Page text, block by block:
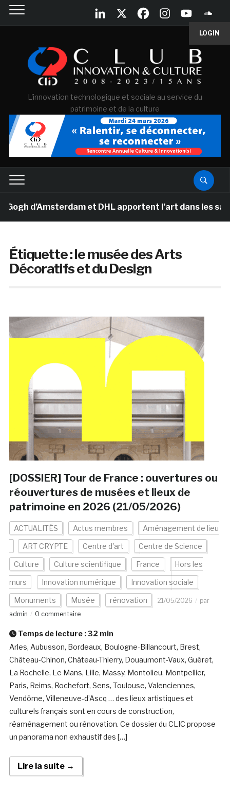
LOGIN
L'innovation technologique et sociale au service du
patrimoine et de la culture
d’Amsterdam et DHL apportent l’art dans les
Étiquette :le musée des Arts
Décoratifs et du Design
[DOSSIER] Tour de France : ouvertures ou
réouvertures de musées et lieux de
patrimoine en 2026 (21/05/2026)
ACTUALITÉS Actus membres Aménagement de lieu
ART CRYPTE Centre d'art Centre de Science
Culture Culture scientifique France Hors les
murs Innovation numérique Innovation sociale
Monuments Musée rénovation 21/05/2026
par
admin
0 commentaire
Temps de lecture : 32 min
Arles, Aubusson, Bordeaux, Boulogne-Billancourt, Brest,
Château-Chinon, Château-Thierry, Douaumont-Vaux, Guéret,
La Rochelle, Le Mans, Lille, Massy, Montolieu, Montpellier,
Paris, Reims, Rochefort, Sens, Toulouse, Valenciennes,
Vendôme, Villeneuve-d’Ascq … des lieux artistiques et
culturels français sont en cours de construction,
réaménagement ou rénovation. Ce dossier du CLIC propose
un panorama non exhaustif des […]
Lire la suite →